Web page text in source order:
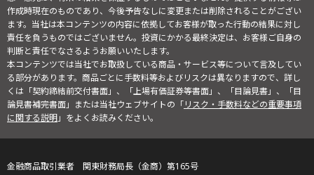
作成時現在のものであり、今後予告なしに変更または削除されることがござい
ます。当社は本コンテンツの内容に依拠してお客様が取った行動の結果に対し
責任を負うものではございません。投資にかかる最終決定は、お客様ご自身の
判断と責任でなさるようお願いいたします。
本コンテンツでは当社でお取扱している商品・サービス等について言及してい
る部分があります。商品ごとに手数料等およびリスクは異なりますので、詳し
くは「契約締結前交付書面」、「上場有価証券等書面」、「目論見書」、「目
論見書補完書面」または当社ウェブサイトの「リスク・手数料などの重要事項
に関する説明」をよくお読みください。
金融商品取引業者 関東財務局長（金商）第165号